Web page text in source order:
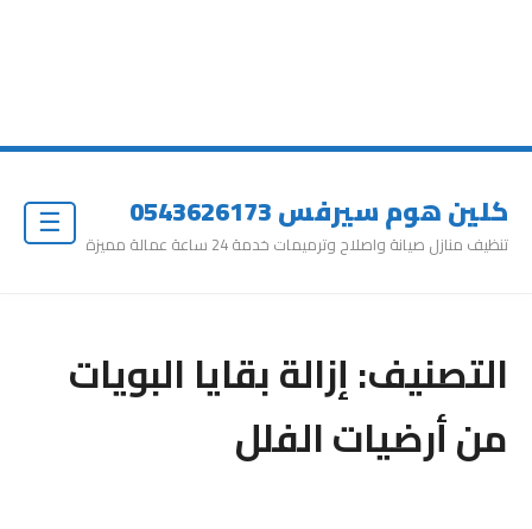
كلين هوم سيرفس 0543626173
تنظيف منازل صيانة واصلاح وترميمات خدمة 24 ساعة عمالة مميزة
التصنيف:إزالة بقايا البويات
من أرضيات الفلل